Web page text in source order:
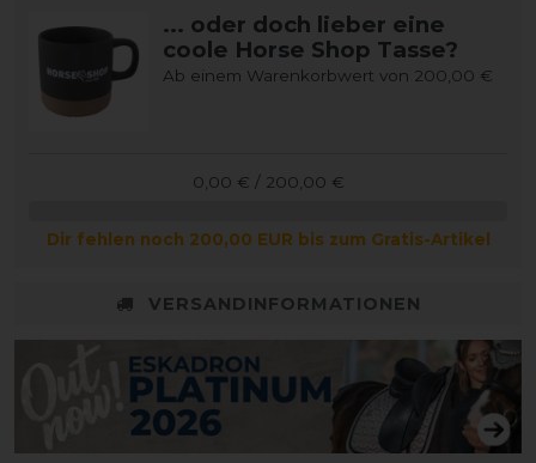
... oder doch lieber eine
coole Horse Shop Tasse?
Ab einem Warenkorbwert von 200,00 €
0,00 € / 200,00 €
Dir fehlen noch 200,00 EUR bis zum Gratis-Artikel
VERSANDINFORMATIONEN